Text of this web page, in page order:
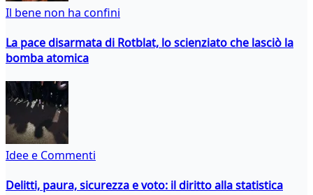
Il bene non ha confini
La pace disarmata di Rotblat, lo scienziato che lasciò la
bomba atomica
Idee e Commenti
Delitti, paura, sicurezza e voto: il diritto alla statistica